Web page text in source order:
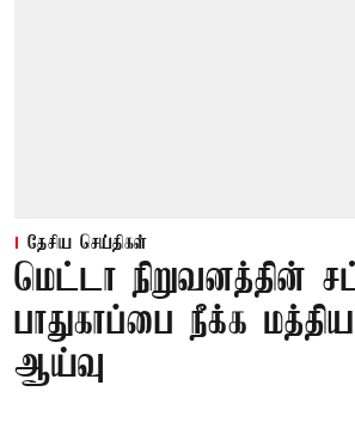
தேசிய செய்திகள்
மெட்டா நிறுவனத்தின்
பாதுகாப்பை நீக்க
ஆய்வு